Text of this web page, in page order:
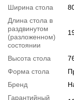
Ширина стола
Длина стола в
раздвинутом
(разложенном)
состоянии
Высота стола
Форма стола
Бренд
Гарантийный